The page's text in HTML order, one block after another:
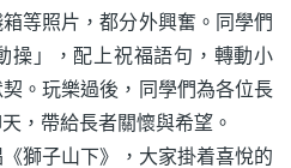
等照片，都分外興奮。同學們
操」，配上祝福語句，轉動小
。玩樂過後，同學們為各位長
，帶給長者關懷與希望。
子山下》，大家掛着喜悅的